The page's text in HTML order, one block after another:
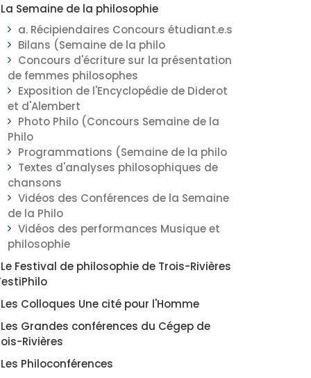
La Semaine de la philosophie
a. Récipiendaires Concours étudiant.e.s
Bilans (Semaine de la philo
Concours d'écriture sur la présentation
de femmes philosophes
Exposition de l'Encyclopédie de Diderot
et d'Alembert
Photo Philo (Concours Semaine de la
Philo
Programmations (Semaine de la philo
Textes d'analyses philosophiques de
chansons
Vidéos des Conférences de la Semaine
de la Philo
Vidéos des performances Musique et
philosophie
Le Festival de philosophie de Trois-Rivières
Les Colloques Une cité pour l'Homme
Les Grandes conférences du Cégep de
Rivières
Les Philoconférences